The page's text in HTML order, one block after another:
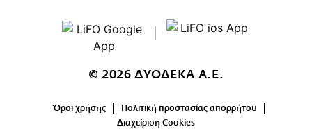
© 2026 ΔΥΟΔΕΚΑ Α.Ε.
Όροι χρήσης
Πολιτική προστασίας απορρήτου
Διαχείριση Cookies